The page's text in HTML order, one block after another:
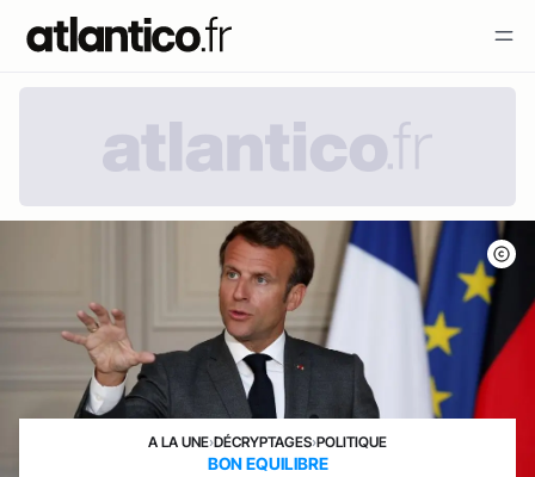
A LA UNE›DÉCRYPTAGES›POLITIQUE
BON EQUILIBRE